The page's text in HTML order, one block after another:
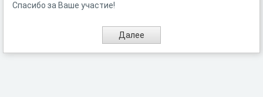
Спасибо за Ваше участие!